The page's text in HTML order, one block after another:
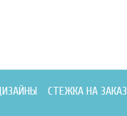
СТЕЖКА НА ЗАКАЗ